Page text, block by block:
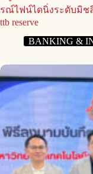
รณ์ไฟน์ไดนิ่งระดับมิช
ttb reserve
BANKING &